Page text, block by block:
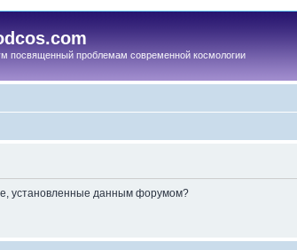
посвященный проблемам современной космологии
установленные данным форумом?